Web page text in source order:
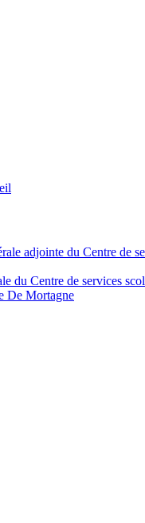
adjointe du Centre de
du Centre de services
De Mortagne